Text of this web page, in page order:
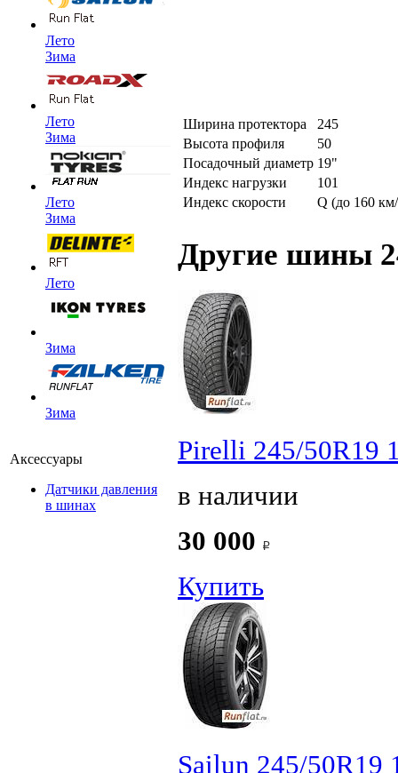
Лето
Зима
Лето
Зима
Лето
Зима
Лето
Зима
Зима
Аксессуары
Датчики давления
в шинах
Ширина протектора
245
Высота профиля
50
Посадочный диаметр 19"
Индекс нагрузки
101
Индекс скорости
Q (до 160
Другие шины
Pirelli 245/50R19
в наличии
30 000
Купить
Sailun 245/50R19